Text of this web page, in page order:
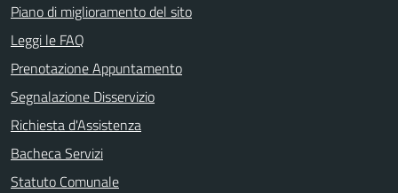
Piano di miglioramento del sito
Leggi le FAQ
Prenotazione Appuntamento
Segnalazione Disservizio
Richiesta d'Assistenza
Bacheca Servizi
Statuto Comunale